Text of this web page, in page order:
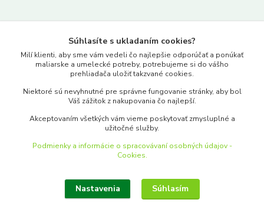
www.merkantil.sk
Pondelok-Piatok: 9.00-17.00hod.
objednavky@merkantil-obchod.sk
Upraviť zber cookies.
Súhlasíte s ukladaním cookies?
Milí klienti, aby sme vám vedeli čo najlepšie odporúčať a ponúkať
maliarske a umelecké potreby, potrebujeme si do vášho
prehliadača uložiť takzvané cookies.
Niektoré sú nevyhnutné pre správne fungovanie stránky, aby bol
Váš zážitok z nakupovania čo najlepší.
Akceptovaním všetkých vám vieme poskytovať zmysluplné a
užitočné služby.
Podmienky a informácie o spracovávaní osobných údajov -
Cookies.
Nastavenia Súhlasím